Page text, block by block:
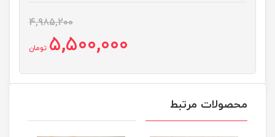
4,985,200
5,500,000 تومان
محصولات مرتبط